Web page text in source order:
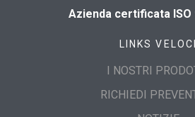
Azienda certificata ISO
LINKS VELOCI
I NOSTRI
RICHIEDI